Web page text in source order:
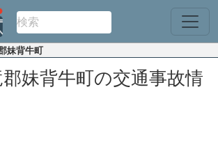
妹背牛町
妹背牛町の交通事故情